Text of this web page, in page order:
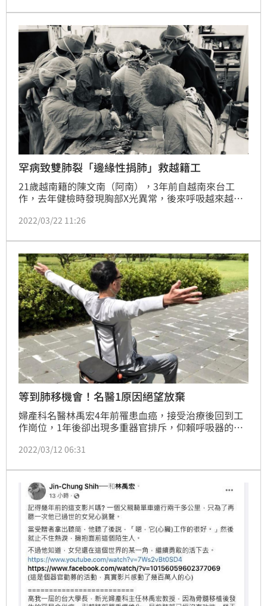
議題仍比較敏感，但事實上有許多是和既定印象有差異
的，對此，醫生漫畫家阿毛透過繪畫和自身專業整理出
關於器捐應知道的三件事，讓大眾可以解開疑惑更了解
這議題。
罕病致雙肺裂「邊緣性捐肺」救越籍工
21歲越南籍的陳文南（阿南），3年前自越南來台工
作，去年健檢時發現胸部X光異常，後來呼吸越來越不
見肺疾「蘭格罕細胞組織球增生症」，造成雙側肺臟嚴
之「邊緣性捐贈肺」而接受雙肺移植手術。於移植後4
天拔管，今年1月18日順利出院，目前已可自由活動，
呼吸順暢且不需使用氧氣，走路也不會覺得喘。（記
者：簡浩正）
2022/03/22 11:26
等到肺移機會！名醫1原因絕望放棄
婦產科名醫林禹宏4年前罹患血癌，接受治療後回到工
作崗位，1年後卻出現多重器官排斥，仰賴呼吸器的他
師今(12)日在臉書透露，本月6日他有一次移植機會，
只差一點點，卻始終跑不到終點」。
2022/03/12 06:31